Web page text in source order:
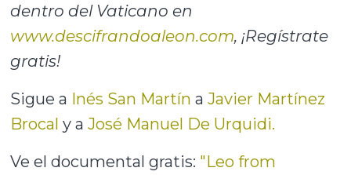
dentro del Vaticano en
www.descifrandoaleon.com, ¡Regístrate
gratis!
Sigue a Inés San Martín aJavier Martínez
Brocal y aJosé Manuel De Urquidi.
Ve el documental gratis: "Leo from